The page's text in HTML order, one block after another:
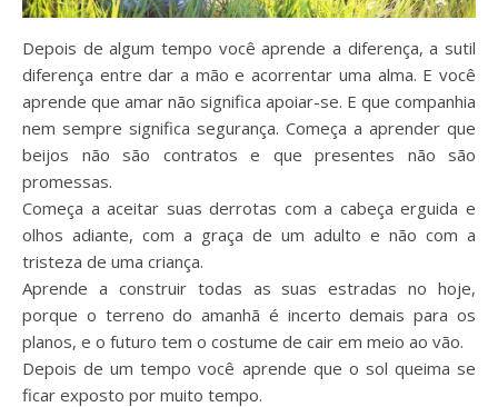
Depois de algum tempo você aprende a diferença, a sutil
diferença entre dar a mão e acorrentar uma alma. E você
aprende que amar não significa apoiar-se. E que companhia
nem sempre significa segurança. Começa a aprender que
beijos não são contratos e que presentes não são
promessas.
Começa a aceitar suas derrotas com a cabeça erguida e
olhos adiante, com a graça de um adulto e não com a
tristeza de uma criança.
Aprende a construir todas as suas estradas no hoje,
porque o terreno do amanhã é incerto demais para os
planos, e o futuro tem o costume de cair em meio ao vão.
Depois de um tempo você aprende que o sol queima se
ficar exposto por muito tempo.